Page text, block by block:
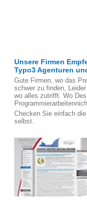
Unsere Firmen
Typo3 Agenturen
Gute Firmen, wo das
schwer zu finden,
wo alles zutrifft. Wo
Checken Sie einfach
selbst.